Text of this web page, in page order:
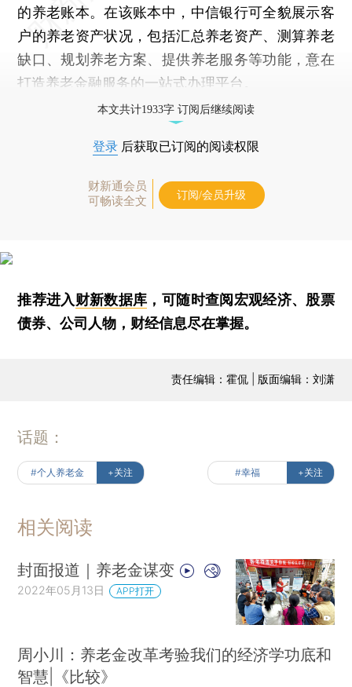
的养老账本。在该账本中，中信银行可全貌展示客
户的养老资产状况，包括汇总养老资产、测算养老
缺口、规划养老方案、提供养老服务等功能，意在
打造养老金融服务的一站式办理平台。
本文共计1933字 订阅后继续阅读
登录 后获取已订阅的阅读权限
财新通会员
可畅读全文
订阅/会员升级
推荐进入财新数据库 ，可随时查阅宏观经济、股票
债券、公司人物，财经信息尽在掌握。
责任编辑：霍侃 | 版面编辑：刘潇
话题：
#个人养老金 +关注 #幸福 +关注
相关阅读
封面报道｜养老金谋变
2022年05月13日 APP打开
周小川：养老金改革考验我们的经济学功底和
智慧|《比较》